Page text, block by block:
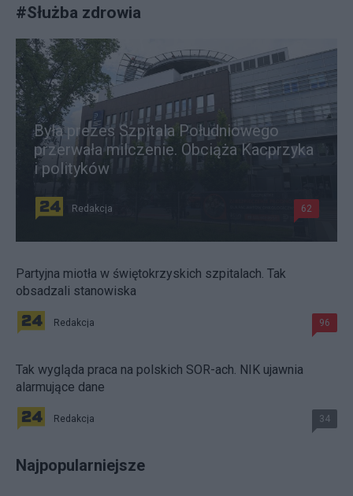
#Służba zdrowia
Była prezes Szpitala Południowego
przerwała milczenie. Obciąża Kacprzyka
i polityków
Redakcja 62
Partyjna miotła w świętokrzyskich szpitalach. Tak
obsadzali stanowiska
Redakcja 96
Tak wygląda praca na polskich SOR-ach. NIK ujawnia
alarmujące dane
Redakcja 34
Najpopularniejsze